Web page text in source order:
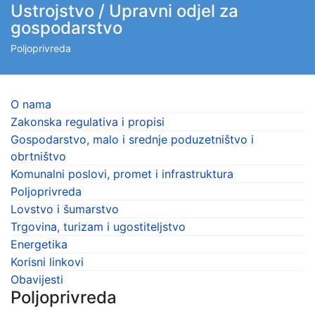
Ustrojstvo / Upravni odjel za
gospodarstvo
Poljoprivreda
O nama
Zakonska regulativa i propisi
Gospodarstvo, malo i srednje poduzetništvo i
obrtništvo
Komunalni poslovi, promet i infrastruktura
Poljoprivreda
Lovstvo i šumarstvo
Trgovina, turizam i ugostiteljstvo
Energetika
Korisni linkovi
Obavijesti
Poljoprivreda